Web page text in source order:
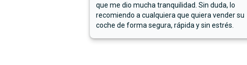
que me dio mucha tranquilidad. Sin duda, lo
recomiendo a cualquiera que quiera vender su
coche de forma segura, rápida y sin estrés.